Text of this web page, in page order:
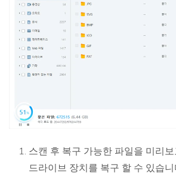
스캔 후 복구 가능한 파일을 미리
드라이브 장치를 복구 할 수 있습니